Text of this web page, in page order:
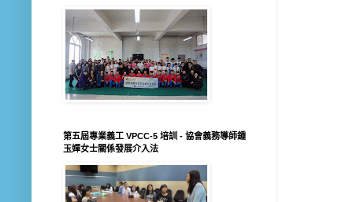
第五屆專業義工 VPCC-5 培訓 - 協會義務導師鍾
玉嬋女士關係發展介入法